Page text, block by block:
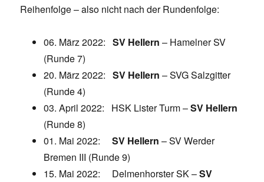
Reihenfolge – also nicht nach der Rundenfolge:
06. März 2022:SV Hellern – Hamelner SV
(Runde 7)
20. März 2022:SV Hellern – SVG Salzgitter
(Runde 4)
03. April 2022: HSK Lister Turm –SV Hellern
(Runde 8)
01. Mai 2022:SV Hellern – SV Werder
Bremen III (Runde 9)
15. Mai 2022: Delmenhorster SK –SV